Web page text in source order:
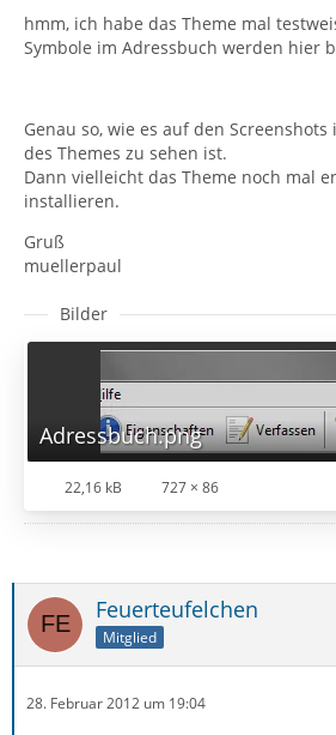
hmm, ich habe das Theme mal
Symbole im Adressbuch werden hier
Genau so, wie es auf den
des Themes zu sehen ist.
Dann vielleicht das Theme noch mal
installieren.
Gruß
muellerpaul
Bilder
Adressbuch.png
22,16 kB 727 × 86
Feuerteufelchen
Mitglied
28. Februar 2012 um 19:04